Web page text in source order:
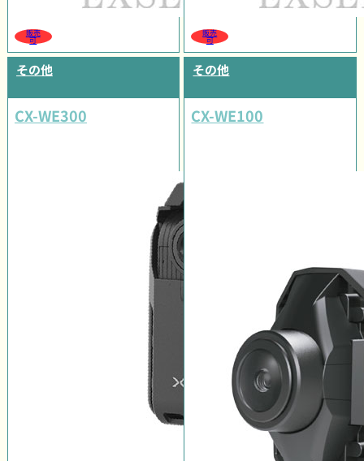
販売
可
販売
可
その他
CX-WE300
その他
CX-WE100